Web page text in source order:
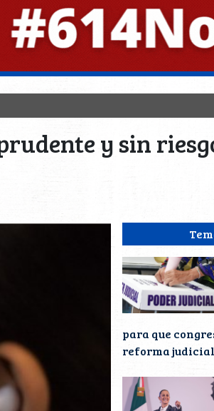
y sin
para que
reforma judicial